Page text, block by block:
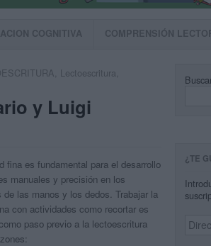
COGNITIVA COMPRENSIÓN
Lectoescritura
y Luigi
fina es fundamental para el desarrollo
manuales y precisión en los
de las manos y los dedos. Trabajar la
con actividades como recortar es
paso previo a la lectoescritura
¿TE
de